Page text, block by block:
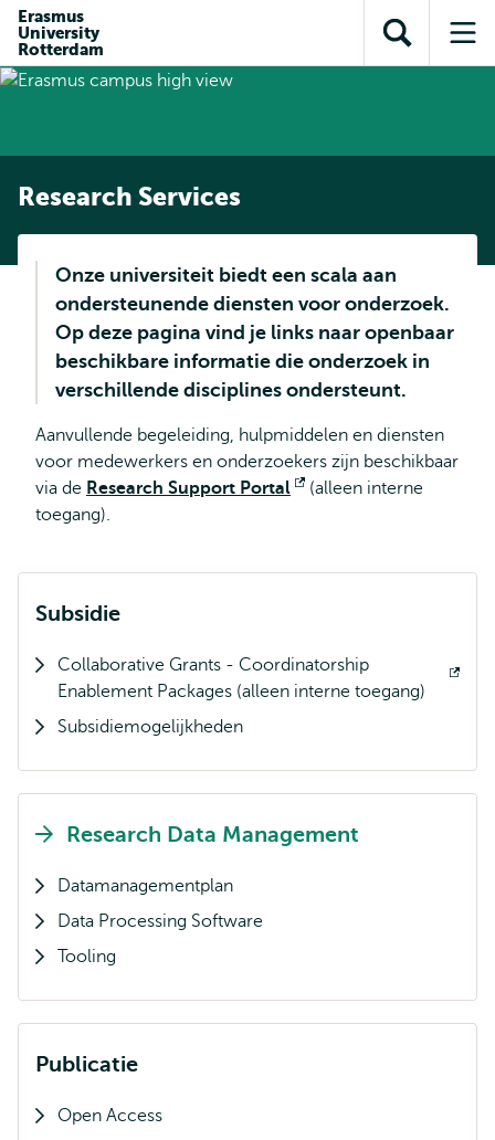
inhoud
Direct naar
subnavigatie
Erasmus
University
Rotterdam
Toon
zoekveld
Research Services
Onze universiteit biedt een scala aan
ondersteunende diensten voor onderzoek.
Op deze pagina vind je links naar openbaar
beschikbare informatie die onderzoek in
verschillende disciplines ondersteunt.
Aanvullende begeleiding, hulpmiddelen en diensten
voor medewerkers en onderzoekers zijn beschikbaar
via de Research Support Portal
Opent
(alleen interne
toegang).
Subsidie
Collaborative Grants - Coordinatorship
Enablement Packages (alleen interne toegang)
Opent
externSubsidiemogelijkheden
Research Data Management
Datamanagementplan
Data Processing Software
Tooling
Publicatie
Open Access